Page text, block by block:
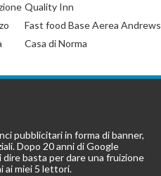
Quality Inn
Fast food Base Aerea Andrews
Casa di Norma
pubblicitari in forma di banner,
Dopo 20 anni di Google
basta per dare una fruizione
ai miei 5 lettori.